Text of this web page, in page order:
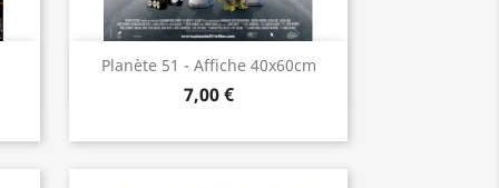
Planète 51 - Affiche 40x60cm
7,00 €
 Aperçu rapide